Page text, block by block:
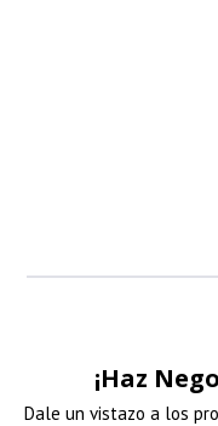
¡Haz
Dale un vistazo a los